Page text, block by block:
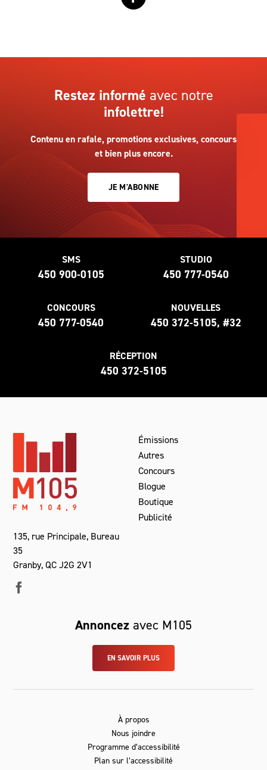
Restez informé avec notre
infolettre!
Contenu en rafale, promotions exclusives, concours
et bien plus encore.
JE M'ABONNE
SMS
450 900-0105
STUDIO
450 777-0540
CONCOURS
450 777-0540
NOUVELLES
450 372-5105, #32
RÉCEPTION
450 372-5105
135, rue Principale, Bureau
35
Granby, QC J2G 2V1
Émissions
Autres
Concours
Blogue
Boutique
Publicité
Annoncez avec M105
EN SAVOIR PLUS
À propos
Nous joindre
Programme d’accessibilité
Plan sur l’accessibilité